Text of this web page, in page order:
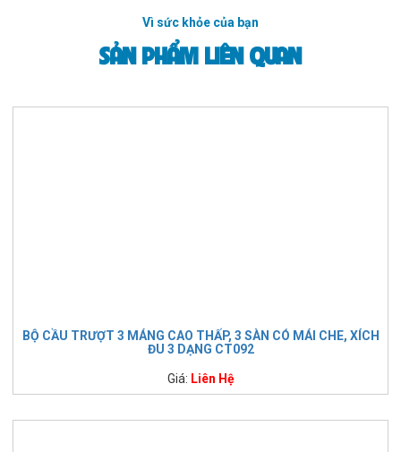
Vì sức khỏe của bạn
SẢN PHẨM LIÊN QUAN
BỘ CẦU TRƯỢT 3 MÁNG CAO THẤP, 3 SÀN CÓ MÁI CHE, XÍCH
ĐU 3 DẠNG CT092
Giá: Liên Hệ